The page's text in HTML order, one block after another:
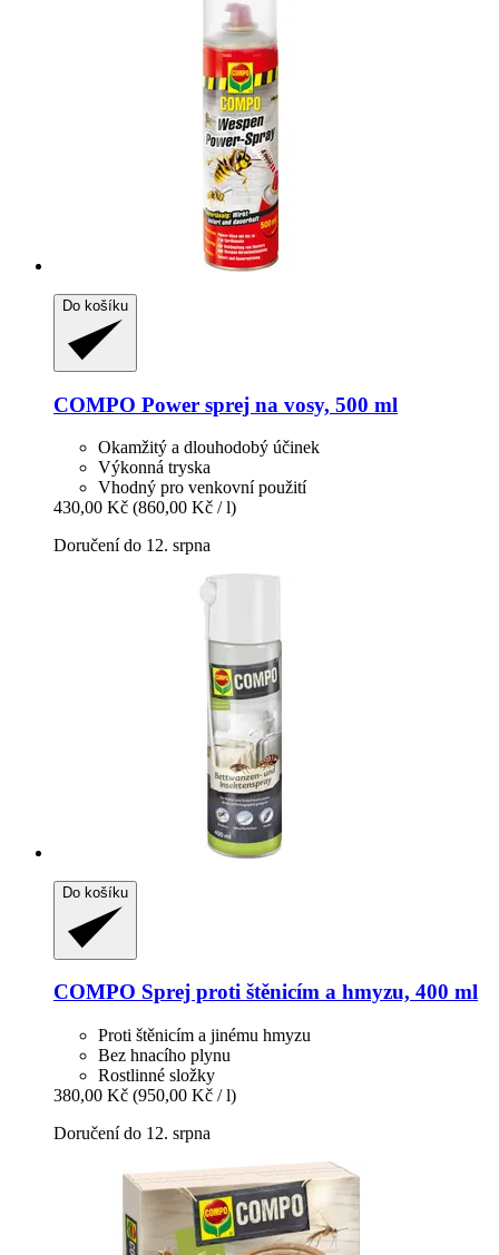
Do košíku
COMPO Power sprej na vosy, 500 ml
Okamžitý a dlouhodobý účinek
Výkonná tryska
Vhodný pro venkovní použití
430,00 Kč (860,00 Kč / l)
Doručení do 12. srpna
Do košíku
COMPO Sprej proti štěnicím a hmyzu, 400 ml
Proti štěnicím a jinému hmyzu
Bez hnacího plynu
Rostlinné složky
380,00 Kč (950,00 Kč / l)
Doručení do 12. srpna